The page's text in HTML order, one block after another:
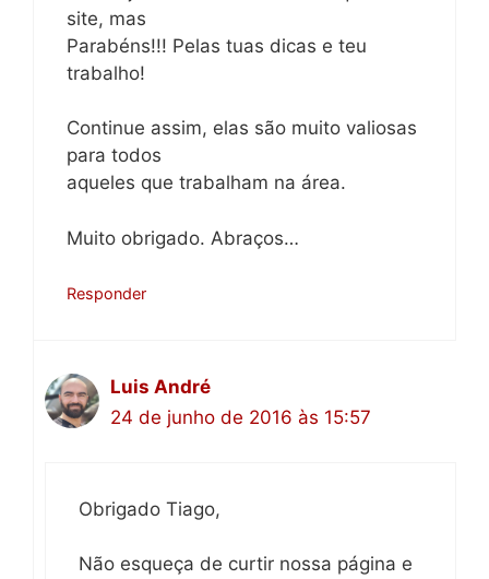
site, mas
Parabéns!!! Pelas tuas dicas e teu
trabalho!
Continue assim, elas são muito valiosas
para todos
aqueles que trabalham na área.
Muito obrigado. Abraços…
Responder
Luis André
24 de junho de 2016 às 15:57
Obrigado Tiago,
Não esqueça de curtir nossa página e